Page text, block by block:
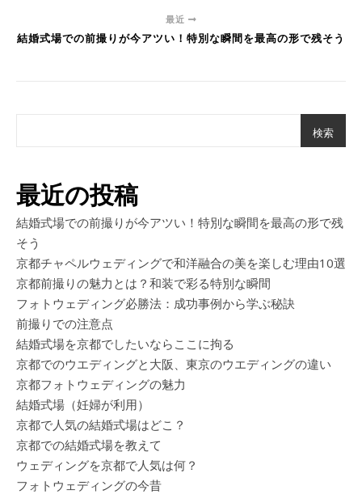
最近
結婚式場での前撮りが今アツい！特別な瞬間を最高の形で残そう
検索
最近の投稿
結婚式場での前撮りが今アツい！特別な瞬間を最高の形で残
そう
京都チャペルウェディングで和洋融合の美を楽しむ理由10選
京都前撮りの魅力とは？和装で彩る特別な瞬間
フォトウェディング必勝法：成功事例から学ぶ秘訣
前撮りでの注意点
結婚式場を京都でしたいならここに拘る
京都でのウエディングと大阪、東京のウエディングの違い
京都フォトウェディングの魅力
結婚式場（妊婦が利用）
京都で人気の結婚式場はどこ？
京都での結婚式場を教えて
ウェディングを京都で人気は何？
フォトウェディングの今昔